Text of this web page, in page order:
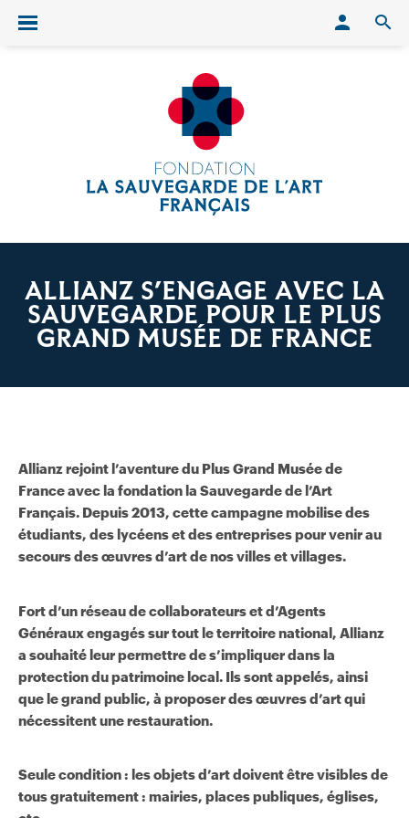
Ouvrir/fermer le menu
ALLIANZ S’ENGAGE AVEC LA
SAUVEGARDE POUR LE PLUS
GRAND MUSÉE DE FRANCE
Allianz rejoint l’aventure du Plus Grand Musée de
France avec la fondation la Sauvegarde de l’Art
Français. Depuis 2013, cette campagne mobilise des
étudiants, des lycéens et des entreprises pour venir au
secours des œuvres d’art de nos villes et villages.
Fort d’un réseau de collaborateurs et d’Agents
Généraux engagés sur tout le territoire national, Allianz
a souhaité leur permettre de s’impliquer dans la
protection du patrimoine local. Ils sont appelés, ainsi
que le grand public, à proposer des œuvres d’art qui
nécessitent une restauration.
Seule condition : les objets d’art doivent être visibles de
tous gratuitement : mairies, places publiques, églises,